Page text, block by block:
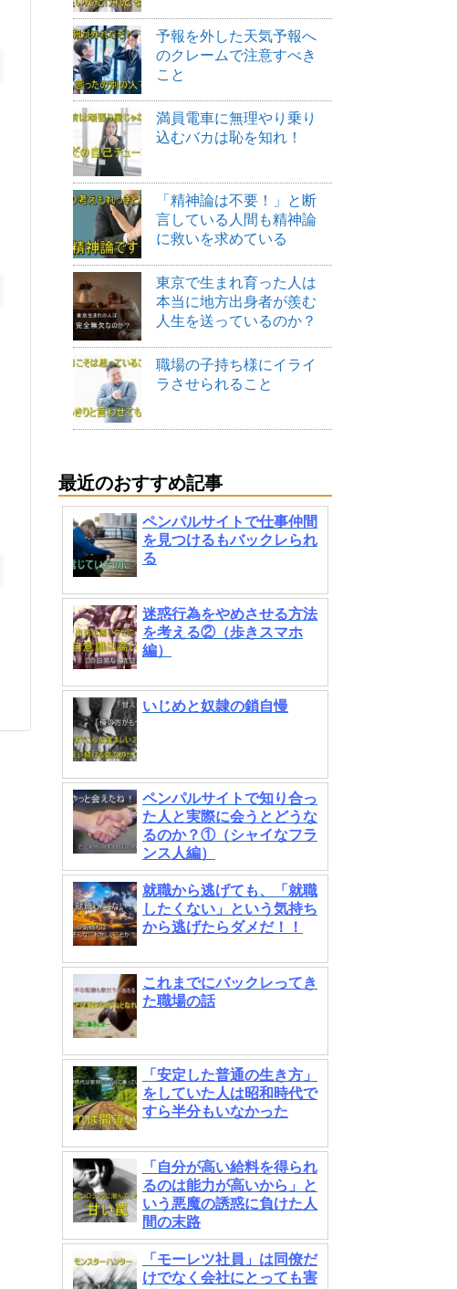
予報を外した天気予報へ
のクレームで注意すべき
こと
満員電車に無理やり乗り
込むバカは恥を知れ！
「精神論は不要！」と断
言している人間も精神論
に救いを求めている
東京で生まれ育った人は
本当に地方出身者が羨む
人生を送っているのか？
職場の子持ち様にイライ
ラさせられること
最近のおすすめ記事
ペンパルサイトで仕事仲間
を見つけるもバックレられ
る
迷惑行為をやめさせる方法
を考える②（歩きスマホ
編）
いじめと奴隷の鎖自慢
ペンパルサイトで知り合っ
た人と実際に会うとどうな
るのか？①（シャイなフラ
ンス人編）
就職から逃げても、「就職
したくない」という気持ち
から逃げたらダメだ！！
これまでにバックレってき
た職場の話
「安定した普通の生き方」
をしていた人は昭和時代で
すら半分もいなかった
「自分が高い給料を得られ
るのは能力が高いから」と
いう悪魔の誘惑に負けた人
間の末路
「モーレツ社員」は同僚だ
けでなく会社にとっても害